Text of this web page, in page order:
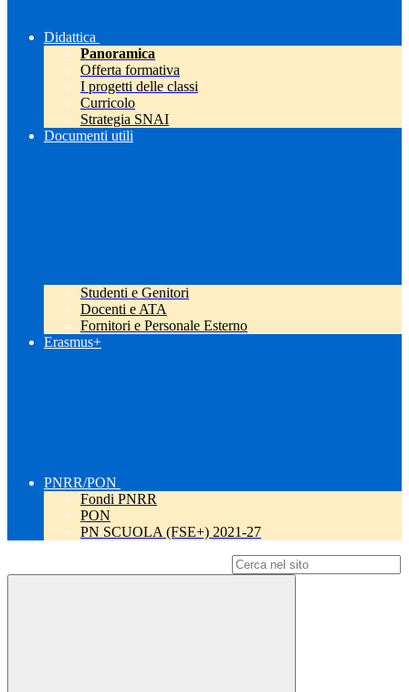
Didattica
Panoramica
Offerta formativa
I progetti delle classi
Curricolo
Strategia SNAI
Documenti utili
Studenti e Genitori
Docenti e ATA
Fornitori e Personale Esterno
Erasmus+
PNRR/PON
Fondi PNRR
PON
PN SCUOLA (FSE+) 2021-27